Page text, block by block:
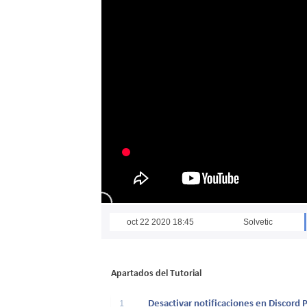
oct 22 2020 18:45 Solvetic
Apartados del Tutorial
1
Desactivar notificaciones en Discord